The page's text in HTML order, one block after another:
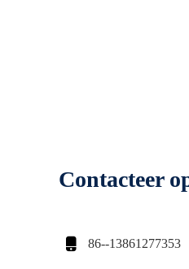
Contacteer
 86--13861277353